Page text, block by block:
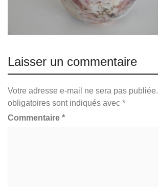
Laisser un commentaire
Votre adresse e-mail ne sera pas publiée.
obligatoires sont indiqués avec *
Commentaire *